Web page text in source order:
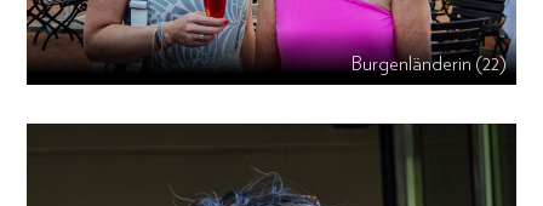
Burgenländerin (22)